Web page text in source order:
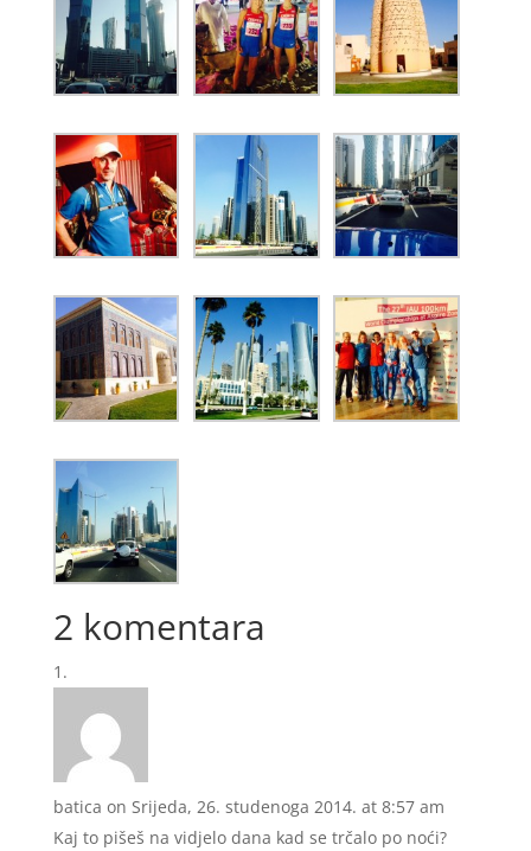
2 komentara
batica on Srijeda, 26. studenoga 2014. at 8:57 am
Kaj to pišeš na vidjelo dana kad se trčalo po noći?